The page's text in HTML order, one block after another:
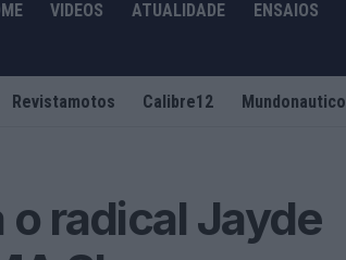
VIDEOS ATUALIDADE ENSAIOS
Revistamotos Calibre12 Mundonautico
radical Jayde